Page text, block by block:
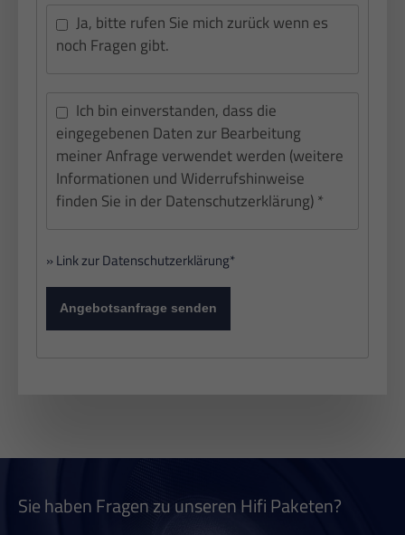
Ja, bitte rufen Sie mich zurück wenn es
noch Fragen gibt.
Ich bin einverstanden, dass die
eingegebenen Daten zur Bearbeitung
meiner Anfrage verwendet werden (weitere
Informationen und Widerrufshinweise
finden Sie in der Datenschutzerklärung) *
» Link zur Datenschutzerklärung*
Angebotsanfrage senden
Sie haben Fragen zu unseren Hifi Paketen?